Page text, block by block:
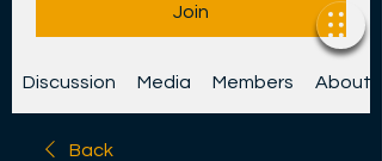
Join
Discussion Media Members About
Back